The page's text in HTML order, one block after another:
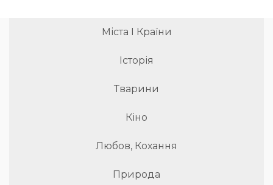
Міста І Країни
Історія
Тварини
Кіно
Любов, Кохання
Природа